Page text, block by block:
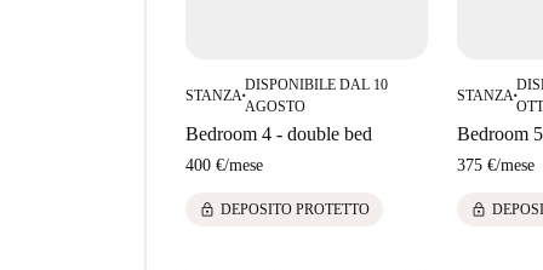
STANZA ■
DISPONIBILE DAL 10
AGOSTO
Bedroom 4 - double bed
400 €/mese
lock DEPOSITO PROTETTO
STANZA ■
Bedroom
375 €/mese
lock